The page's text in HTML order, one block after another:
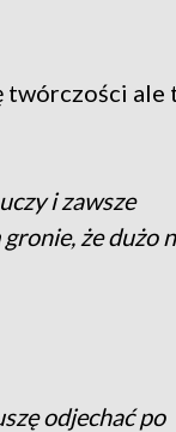
twórczości ale
i zawsze
że dużo
odjechać po